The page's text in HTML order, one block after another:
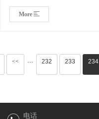
More
<< ··· 232 233 234
电话